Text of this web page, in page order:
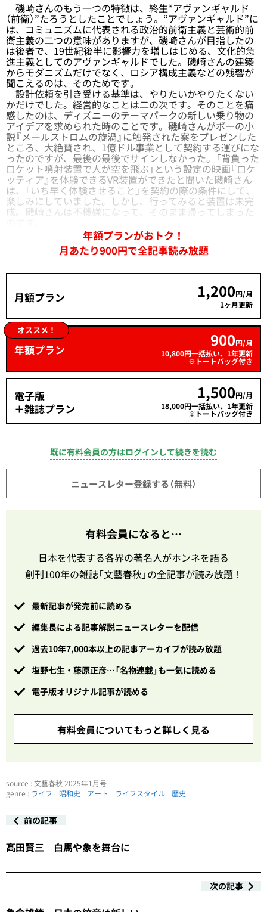
磯崎さんのもう一つの特徴は、終生“アヴァンギャルド
（前衛）”たろうとしたことでしょう。“アヴァンギャルド”に
は、コミュニズムに代表される政治的前衛主義と芸術的前
衛主義の二つの意味がありますが、磯崎さんが目指したの
は後者で、19世紀後半に影響力を増しはじめる、文化的急
進主義としてのアヴァンギャルドでした。磯崎さんの建築
からモダニズムだけでなく、ロシア構成主義などの残響が
聞こえるのは、そのためです。
設計依頼を引き受ける基準は、やりたいかやりたくない
かだけでした。経営的なことは二の次です。そのことを痛
感したのは、ディズニーのテーマパークの新しい乗り物の
アイデアを求められた時のことです。磯崎さんがポーの小
説『メールストロムの旋渦』に触発された案をプレゼンした
ところ、大絶賛され、1億ドル事業として契約する運びにな
ったのですが、最後の最後でサインしなかった。「背負った
ロケット噴射装置で人が空を飛ぶ」という設定の映画『ロケ
ッティア』を体験できるVR装置ができたと聞いた磯崎さん
は、「いち早く体験させること」を契約の際の条件にして、
楽しみにしていました。しかし、行ってみると装置は未完
成。磯崎さんは不機嫌になって、そのまま帰ってしまった
年額プランがおトク！
月あたり900円で全記事読み放題
月額プラン 1,200円/月
1ヶ月更新
オススメ！
年額プラン 900円/月
10,800円一括払い、1年更新
※トートバッグ付き
電子版
＋雑誌プラン
1,500円/月
18,000円一括払い、1年更新
※トートバッグ付き
既に有料会員の方はログインして続きを読む
ニュースレター登録する（無料）
有料会員になると…
日本を代表する各界の著名人がホンネを語る
創刊100年の雑誌「文藝春秋」の全記事が読み放題！
最新記事が発売前に読める
編集長による記事解説ニュースレターを配信
過去10年7,000本以上の記事アーカイブが読み放題
塩野七生・藤原正彦…「名物連載」も一気に読める
電子版オリジナル記事が読める
有料会員についてもっと詳しく見る
source : 文藝春秋 2025年1月号
genre : ライフ 昭和史 アート ライフスタイル 歴史
前の記事
髙田賢三 白馬や象を舞台に
次の記事